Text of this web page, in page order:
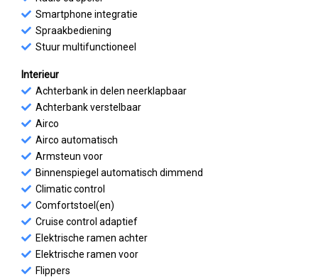
Smartphone integratie
Spraakbediening
Stuur multifunctioneel
Interieur
Achterbank in delen neerklapbaar
Achterbank verstelbaar
Airco
Airco automatisch
Armsteun voor
Binnenspiegel automatisch dimmend
Climatic control
Comfortstoel(en)
Cruise control adaptief
Elektrische ramen achter
Elektrische ramen voor
Flippers